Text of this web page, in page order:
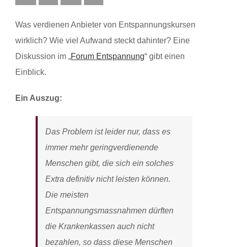
Was verdienen Anbieter von Entspannungskursen
wirklich? Wie viel Aufwand steckt dahinter? Eine
Diskussion im „Forum Entspannung“ gibt einen
Einblick.
Ein Auszug:
Das Problem ist leider nur, dass es
immer mehr geringverdienende
Menschen gibt, die sich ein solches
Extra definitiv nicht leisten können.
Die meisten
Entspannungsmassnahmen dürften
die Krankenkassen auch nicht
bezahlen, so dass diese Menschen